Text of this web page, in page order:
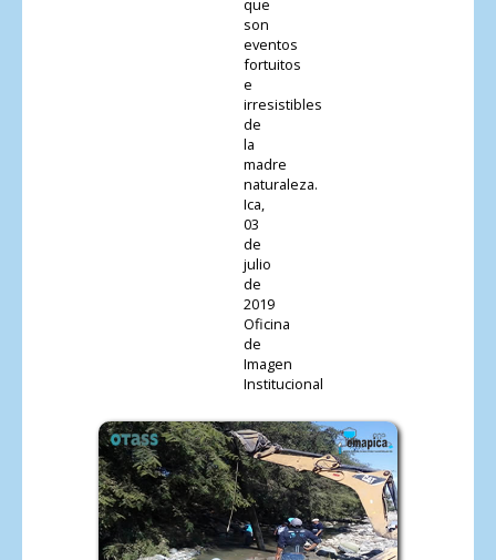
que
son
eventos
fortuitos
e
irresistibles
de
la
madre
naturaleza.
Ica,
03
de
julio
de
2019
Oficina
de
Imagen
Institucional